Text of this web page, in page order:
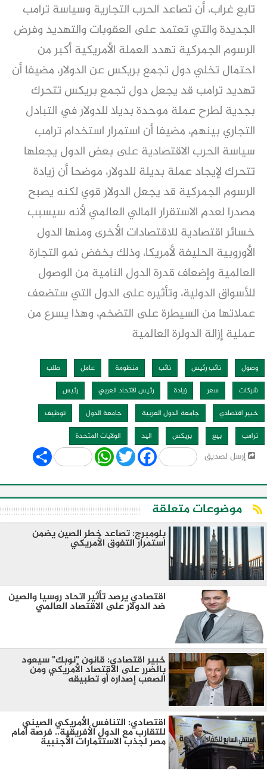
تابع غراب، أن تصاعد الحرب التجارية وسياسة ترامب
الجديدة والتي تعتمد على العقوبات والتهديد وفرض
الرسوم الجمركية تهدد العملة الأمريكية أكبر من
احتمال تخلي دول تجمع بريكس عن الدولار، مضيفا أن
تهديد ترامب قد يجعل دول تجمع بريكس تتحرك
بجدية لطرح عملة موحدة بديلا للدولار في التبادل
التجاري بينهم، مضيفا أن استمرار استخدام ترامب
سياسة الحرب الاقتصادية على بعض الدول يجعلها
تتحرك لإيجاد عملة بديلة للدولار، موضحا أن زيادة
الرسوم الجمركية قد يجعل الدولار قوي لكنه يصبح
مصدرا لعدم الاستقرار المالي العالمي لأنه سيسبب
خسائر اقتصادية للاقتصادات الأخرى ومنها الدول
الأوروبية الحليفة لأمريكا، وذلك بخفض نمو التجارة
العالمية وإضعاف قدرة الدول النامية من الوصول
للأسواق الدولية، وتأثيره على الدول التي ستضعف
عملاتها من السيطرة على التضخم، وهذا يسرع من
عملية إزالة الدولرة العالمية
وصول نائب رئيس نائب منظومة عامل
طلب
شركات
سعر زيادة رئيس الاتحاد العربي
رئيس
خبير اقتصادي
جامعة الدول العربية جامعة الدول
توظيف
ترامب
بيع بريكس اليد الولايات المتحدة
إرسل لصديق Share WhatsApp
Twitter Facebook
موضوعات متعلقة
بلومبرج: تصاعد خطر الصين يضمن
استمرار التفوق الأمريكي
اقتصادي يرصد تأثير اتحاد روسيا والصين
ضد الدولار على الاقتصاد العالمي
خبير اقتصادي: قانون "نوبك" سيعود
بالضرر على الاقتصاد الأمريكي ومن
الصعب إصداره أو تطبيقه
اقتصادي: التنافس الأمريكي الصيني
للتقارب مع الدول الأفريقية.. فرصة أمام
مصر لجذب الاستثمارات الأجنبية